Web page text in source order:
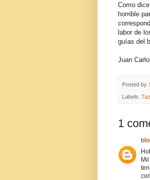
Como
horrible
labor de
guías del
Juan
Posted by
Labels:
1